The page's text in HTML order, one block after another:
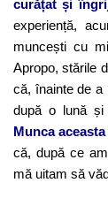
curățat și
experiență,
muncești cu
Apropo, stările
că, înainte de a
după o lună
Munca
că, după ce
mă uitam să